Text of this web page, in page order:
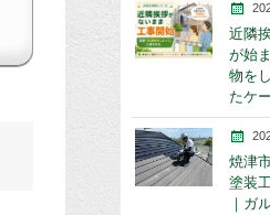
近隣
が始
物を
たケ
焼津
塗装
｜ガ